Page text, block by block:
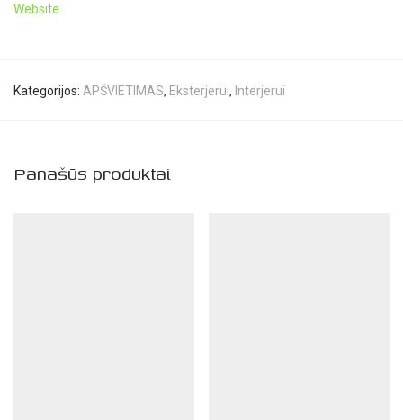
Website
Kategorijos: APŠVIETIMAS, Eksterjerui, Interjerui
Panašūs produktai